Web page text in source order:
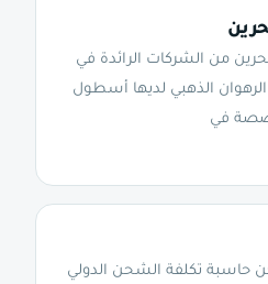
من الشركات الرائدة في
الذهبي لديها أسطول
في
حاسبة تكلفة الشحن الدولي